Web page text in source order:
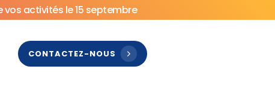
activités le 15 septembre
CONTACTEZ-NOUS